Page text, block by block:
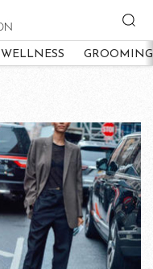
WELLNESS GROOMING